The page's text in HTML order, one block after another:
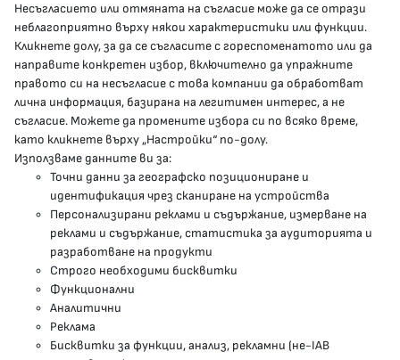
presscenter@mh.government.bg
МЗ В СОЦИАЛНИТЕ МРЕЖИ
Facebook страница
Instragram профил
YouTube канал
Threads профил
Карта на сайта
Бисквитки
Условия за използване
Несъгласието или отмяната на съгласие може да се отрази
неблагоприятно върху някои характеристики или функции.
Кликнете долу, за да се съгласите с гореспоменатото или да
направите конкретен избор, включително да упражните
правото си на несъгласие с това компании да обработват
лична информация, базирана на легитимен интерес, а не
съгласие. Можете да промените избора си по всяко време,
като кликнете върху „Настройки“ по-долу.
Използваме данните ви за:
Точни данни за географско позициониране и
идентификация чрез сканиране на устройства
Персонализирани реклами и съдържание, измерване на
реклами и съдържание, статистика за аудиторията и
разработване на продукти
Строго необходими бисквитки
Функционални
Аналитични
Реклама
Бисквитки за функции, анализ, рекламни (не-IAB